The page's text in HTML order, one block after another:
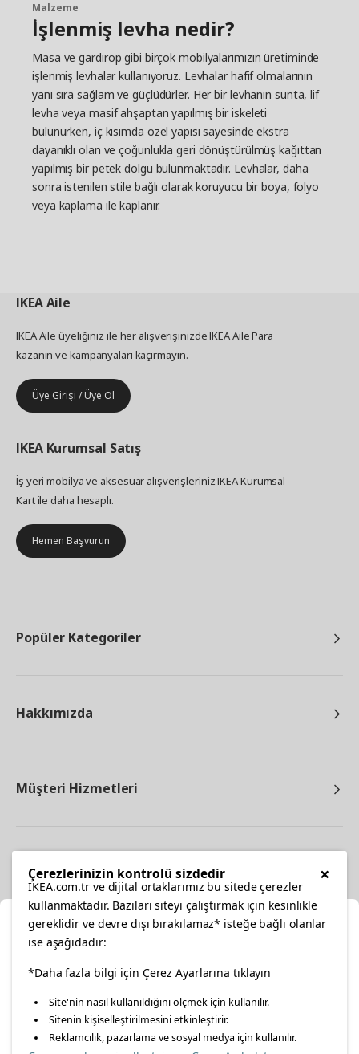
Malzeme
İşlenmiş levha nedir?
Masa ve gardırop gibi birçok mobilyalarımızın üretiminde
işlenmiş levhalar kullanıyoruz. Levhalar hafif olmalarının
yanı sıra sağlam ve güçlüdürler. Her bir levhanın sunta, lif
levha veya masif ahşaptan yapılmış bir iskeleti
bulunurken, iç kısımda özel yapısı sayesinde ekstra
dayanıklı olan ve çoğunlukla geri dönüştürülmüş kağıttan
yapılmış bir petek dolgu bulunmaktadır. Levhalar, daha
sonra istenilen stile bağlı olarak koruyucu bir boya, folyo
veya kaplama ile kaplanır.
IKEAAile
IKEA Aile üyeliğiniz ile her alışverişinizde IKEA Aile Para
kazanın ve kampanyaları kaçırmayın.
Üye Girişi / Üye Ol
IKEA Kurumsal Satış
İş yeri mobilya ve aksesuar alışverişleriniz IKEA Kurumsal
Kart ile daha hesaplı.
Hemen Başvurun
Popüler Kategoriler
Hakkımızda
Müşteri Hizmetleri
facebooktwitterinstagrampinterestyoutube
linkedin
Konumunuzu Seçin
İnternetten vereceğiniz siparişlerinizde size özel hizmet ve
içerikleri görebilmek için lütfen konumuzu seçin.
×
Çerezlerinizin kontrolü sizdedir
IKEA.com.tr ve dijital ortaklarımız bu sitede çerezler
kullanmaktadır. Bazıları siteyi çalıştırmak için kesinlikle
gereklidir ve devre dışı bırakılamaz* isteğe bağlı olanlar
ise aşağıdadır:
*Daha fazla bilgi için Çerez Ayarlarına tıklayın
Site'nin nasıl kullanıldığını ölçmek için kullanılır.
Sitenin kişiselleştirilmesini etkinleştirir.
Reklamcılık, pazarlama ve sosyal medya için kullanılır.